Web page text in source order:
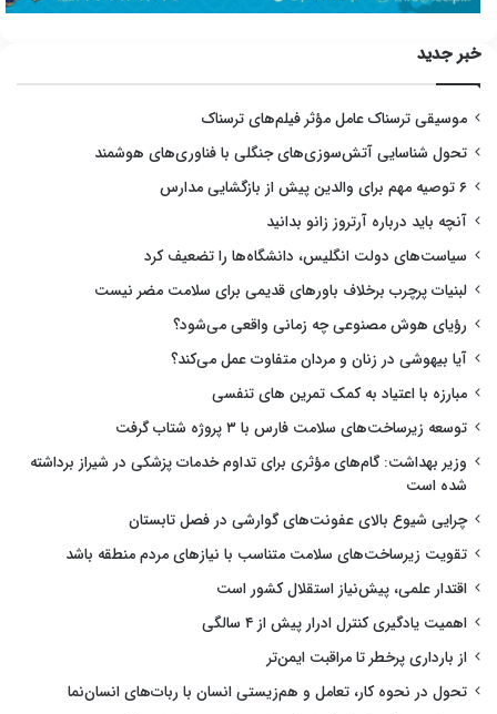
خبر جدید
موسیقی ترسناک عامل مؤثر فیلم‌های ترسناک
تحول شناسایی آتش‌سوزی‌های جنگلی با فناوری‌های هوشمند
۶ توصیه مهم برای والدین پیش از بازگشایی مدارس
آنچه باید درباره آرتروز زانو بدانید
سیاست‌های دولت انگلیس، دانشگاه‌ها را تضعیف کرد
لبنیات پرچرب برخلاف باورهای قدیمی برای سلامت مضر نیست
رؤیای هوش مصنوعی چه زمانی واقعی می‌شود؟
آیا بیهوشی در زنان و مردان متفاوت عمل می‌کند؟
مبارزه با اعتیاد به کمک تمرین های تنفسی
توسعه زیرساخت‌های سلامت فارس با ۳ پروژه شتاب گرفت
وزیر بهداشت: گام‌های مؤثری برای تداوم خدمات پزشکی در شیراز برداشته
شده است
چرایی شیوع بالای عفونت‌های گوارشی در فصل تابستان
تقویت زیرساخت‌های سلامت متناسب با نیازهای مردم منطقه باشد
اقتدار علمی، پیش‌نیاز استقلال کشور است
اهمیت یادگیری کنترل ادرار پیش از ۴ سالگی
از بارداری پرخطر تا مراقبت ایمن‌تر
تحول در نحوه کار، تعامل و هم‌زیستی انسان با ربات‌های انسان‌نما